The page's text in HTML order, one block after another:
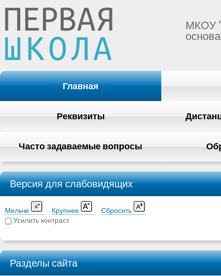
МКОУ
Главная
Реквизиты
Часто задаваемые вопросы
Версия для слабовидящих
Мельче Крупнее
Сбросить
Усилить контраст
Разделы сайта